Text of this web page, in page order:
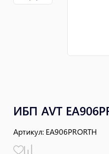
ИБП AVT
Артикул: EA906PRORTH